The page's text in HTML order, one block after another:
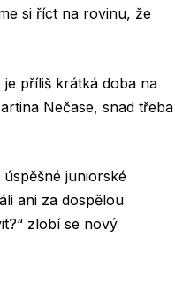
si říct na rovinu, že
příliš krátká doba na
Nečase, snad třeba
juniorské
ani za dospělou
zlobí se nový